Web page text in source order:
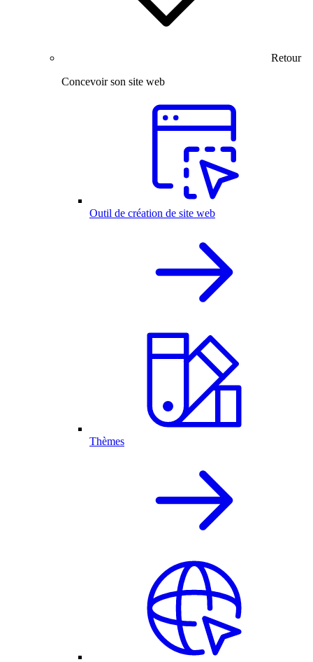
Retour
Concevoir son site web
Outil de création de site web
Thèmes